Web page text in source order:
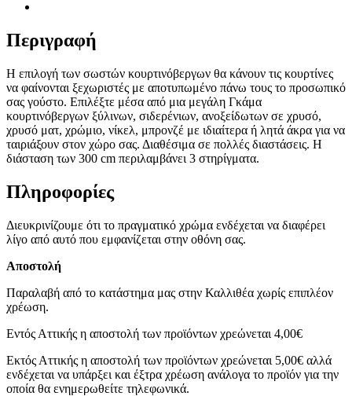
Περιγραφή
Η επιλογή των σωστών κουρτινόβεργων θα κάνουν τις κουρτίνες
να φαίνονται ξεχωριστές με αποτυπωμένο πάνω τους το προσωπικό
σας γούστο. Επιλέξτε μέσα από μια μεγάλη Γκάμα
κουρτινόβεργων ξύλινων, σιδερένιων, ανοξείδωτων σε χρυσό,
χρυσό ματ, χρώμιο, νίκελ, μπρονζέ με ιδιαίτερα ή λητά άκρα για να
ταιριάξουν στον χώρο σας. Διαθέσιμα σε πολλές διαστάσεις. Η
διάσταση των 300 cm περιλαμβάνει 3 στηρίγματα.
Πληροφορίες
Διευκρινίζουμε ότι το πραγματικό χρώμα ενδέχεται να διαφέρει
λίγο από αυτό που εμφανίζεται στην οθόνη σας.
Αποστολή
Παραλαβή από το κατάστημα μας στην Καλλιθέα χωρίς επιπλέον
χρέωση.
Εντός Αττικής η αποστολή των προϊόντων χρεώνεται 4,00€
Εκτός Αττικής η αποστολή των προϊόντων χρεώνεται 5,00€ αλλά
ενδέχεται να υπάρξει και έξτρα χρέωση ανάλογα το προϊόν για την
οποία θα ενημερωθείτε τηλεφωνικά.